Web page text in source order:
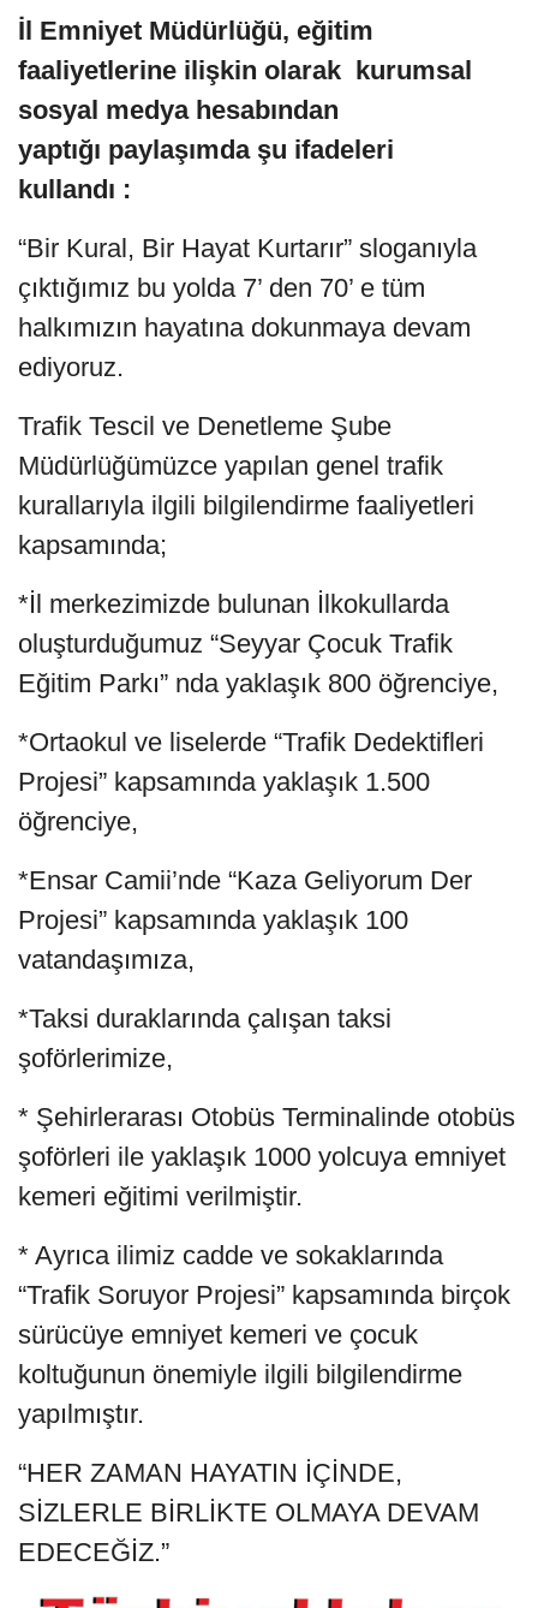
İl Emniyet Müdürlüğü, eğitim
faaliyetlerine ilişkin olarak kurumsal
sosyal medya hesabından
yaptığı paylaşımda şu ifadeleri
kullandı :
“Bir Kural, Bir Hayat Kurtarır” sloganıyla
çıktığımız bu yolda 7’ den 70’ e tüm
halkımızın hayatına dokunmaya devam
ediyoruz.
Trafik Tescil ve Denetleme Şube
Müdürlüğümüzce yapılan genel trafik
kurallarıyla ilgili bilgilendirme faaliyetleri
kapsamında;
*İl merkezimizde bulunan İlkokullarda
oluşturduğumuz “Seyyar Çocuk Trafik
Eğitim Parkı” nda yaklaşık 800 öğrenciye,
*Ortaokul ve liselerde “Trafik Dedektifleri
Projesi” kapsamında yaklaşık 1.500
öğrenciye,
*Ensar Camii’nde “Kaza Geliyorum Der
Projesi” kapsamında yaklaşık 100
vatandaşımıza,
*Taksi duraklarında çalışan taksi
şoförlerimize,
* Şehirlerarası Otobüs Terminalinde otobüs
şoförleri ile yaklaşık 1000 yolcuya emniyet
kemeri eğitimi verilmiştir.
* Ayrıca ilimiz cadde ve sokaklarında
“Trafik Soruyor Projesi” kapsamında birçok
sürücüye emniyet kemeri ve çocuk
koltuğunun önemiyle ilgili bilgilendirme
yapılmıştır.
“HER ZAMAN HAYATIN İÇİNDE,
SİZLERLE BİRLİKTE OLMAYA DEVAM
EDECEĞİZ.”